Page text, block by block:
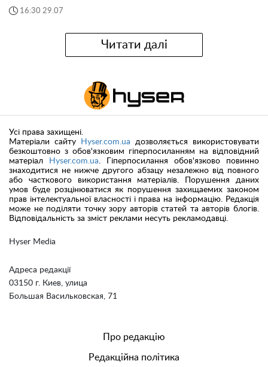
16:30 29.07
Читати далі
Hyser Media
Адреса редакції
03150 г. Киев, улица
Большая Васильковская, 71
Усі права захищені.
Матеріали сайту
Hyser.com.ua дозволяється використовувати
безкоштовно з обов'язковим гіперпосиланням на відповідний
матеріал
Hyser.com.ua. Гіперпосилання обов'язково повинно
знаходитися не нижче другого абзацу незалежно від повного
або часткового використання матеріалів. Порушення даних
умов буде розцінюватися як порушення захищаемих законом
прав інтелектуальної власності і права на інформацію. Редакція
може не поділяти точку зору авторів статей та авторів блогів.
Відповідальність за зміст реклами несуть рекламодавці.
Про редакцію
Редакційна політика